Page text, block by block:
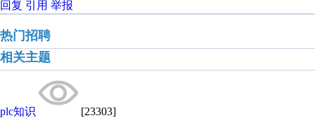
回复 引用 举报
热门招聘
相关主题
plc知识 [23303]